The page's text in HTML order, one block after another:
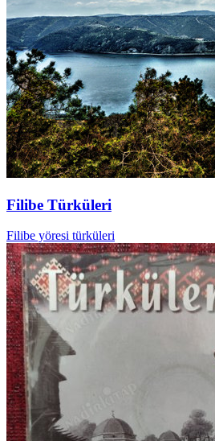
Filibe Türküleri
Filibe yöresi türküleri